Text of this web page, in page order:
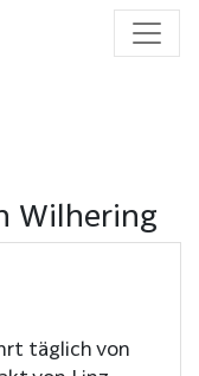
Wilhering
täglich von